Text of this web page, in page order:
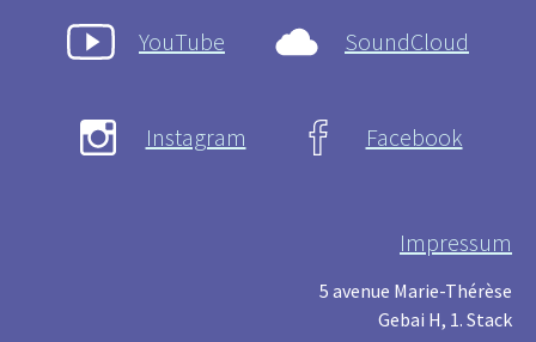
YouTube SoundCloud
Instagram Facebook
Impressum
5 avenue Marie-Thérèse
Gebai H, 1. Stack